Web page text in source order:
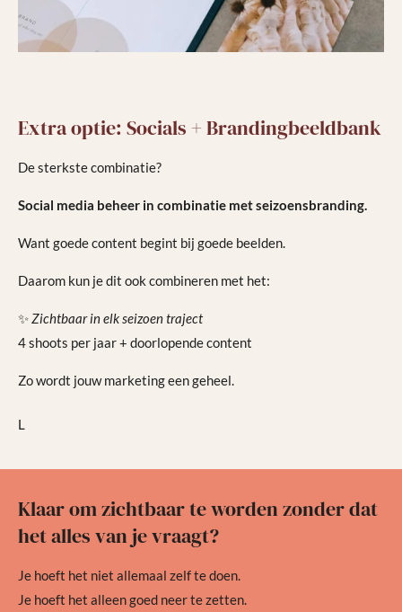
Extra optie: Socials + Brandingbeeldbank
De sterkste combinatie?
Social media beheer in combinatie met seizoensbranding.
Want goede content begint bij goede beelden.
Daarom kun je dit ook combineren met het:
✨Zichtbaar in elk seizoen traject
4 shoots per jaar + doorlopende content
Zo wordt jouw marketing een geheel.
L
Klaar om zichtbaar te worden zonder dat
het alles van je vraagt?
Je hoeft het niet allemaal zelf te doen.
Je hoeft het alleen goed neer te zetten.